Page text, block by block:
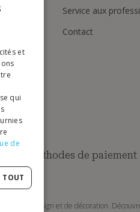
Service aux
Contact
Méthodes de
mobilier design et de décoration.
et
qui
de
TOUT